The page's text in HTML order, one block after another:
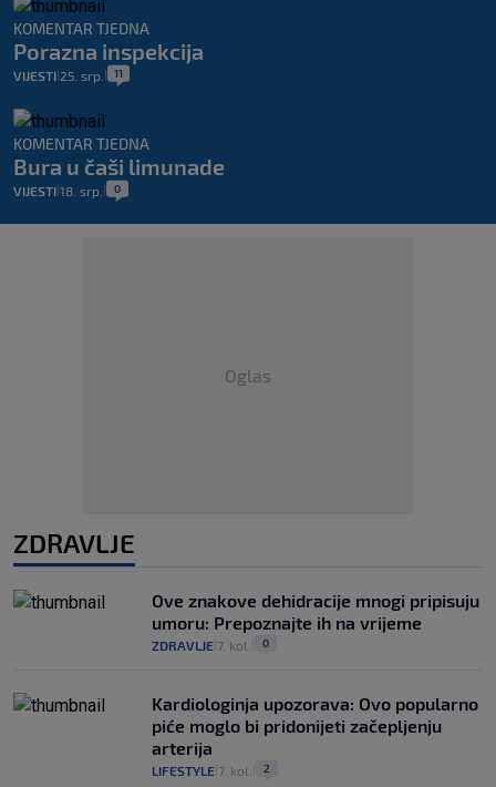
KOMENTAR TJEDNA
Porazna inspekcija
VIJESTI 25. srp. 11
KOMENTAR TJEDNA
Bura u čaši limunade
VIJESTI 18. srp. 0
Oglas
ZDRAVLJE
Ove znakove dehidracije mnogi pripisuju
umoru: Prepoznajte ih na vrijeme
ZDRAVLJE 7. kol. 0
Kardiologinja upozorava: Ovo popularno
piće moglo bi pridonijeti začepljenju
arterija
LIFESTYLE 7. kol. 2